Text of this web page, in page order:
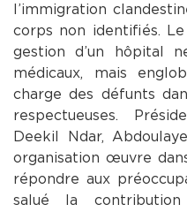
l’immigration
corps non identifiés.
gestion d’un hôpital
médicaux, mais
charge des défunts
respectueuses.
Deekil Ndar,
organisation œuvre
répondre aux
salué la